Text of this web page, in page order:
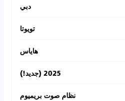
دبي
تويوتا
هاياس
2025 (جديد!)
نظام صوت بريميوم